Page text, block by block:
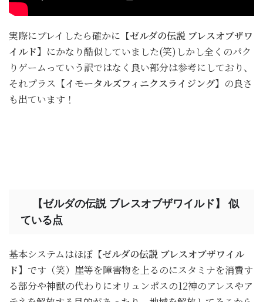
実際にプレイしたら確かに【ゼルダの伝説 ブレスオブザワ
イルド】 にかなり酷似していました(笑)しかし全くのパク
りゲームっていう訳ではなく良い部分は参考にしており、
それプラス 【イモータルズフィニクスライジング】 の良さ
も出ています！
【ゼルダの伝説 ブレスオブザワイルド】 似
ている点
基本システムはほぼ【ゼルダの伝説 ブレスオブザワイル
ド】 です（笑）崖等を障害物を上るのにスタミナを消費す
る部分や神獣の代わりにオリュンポスの12神のアレスやア